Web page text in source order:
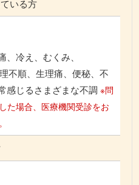
いる方
冷え、むくみ、
不順、生理痛、便秘、不
感じるさまざまな不調※問
た場合、医療機関受診をお